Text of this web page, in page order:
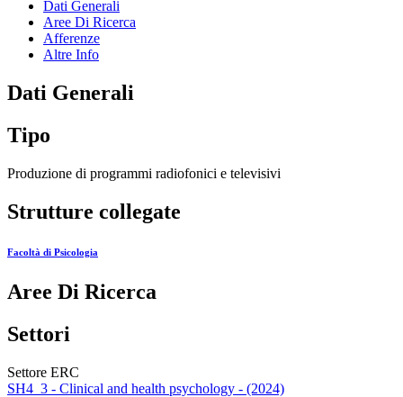
Dati Generali
Aree Di Ricerca
Afferenze
Altre Info
Dati Generali
Tipo
Produzione di programmi radiofonici e televisivi
Strutture collegate
Facoltà di Psicologia
Aree Di Ricerca
Settori
Settore ERC
SH4_3 - Clinical and health psychology - (2024)